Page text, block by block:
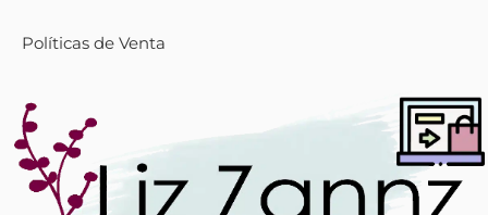
Políticas de Venta